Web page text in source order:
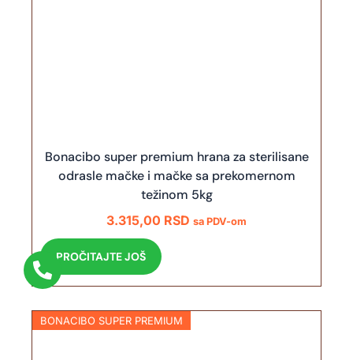
Bonacibo super premium hrana za sterilisane
odrasle mačke i mačke sa prekomernom
težinom 5kg
3.315,00 RSD sa PDV-om
PROČITAJTE JOŠ
BONACIBO SUPER PREMIUM